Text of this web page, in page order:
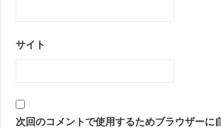
サイト
次回のコメントで使用するためブラウザーに